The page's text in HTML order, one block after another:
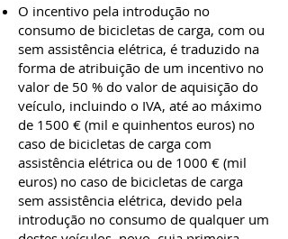
O incentivo pela introdução no
consumo de bicicletas de carga, com ou
sem assistência elétrica, é traduzido na
forma de atribuição de um incentivo no
valor de 50 % do valor de aquisição do
veículo, incluindo o IVA, até ao máximo
de 1500 € (mil e quinhentos euros) no
caso de bicicletas de carga com
assistência elétrica ou de 1000 € (mil
euros) no caso de bicicletas de carga
sem assistência elétrica, devido pela
introdução no consumo de qualquer um